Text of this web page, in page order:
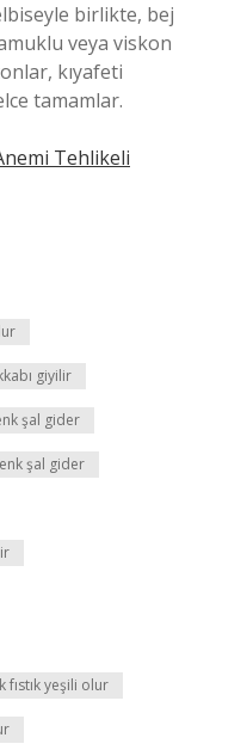
birlikte, bej
veya viskon
kıyafeti
tamamlar.
Tehlikeli
giyilir
şal gider
şal gider
fıstık yeşili olur